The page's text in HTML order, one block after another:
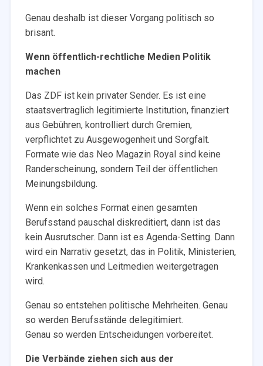
Genau deshalb ist dieser Vorgang politisch so
brisant.
Wenn öffentlich-rechtliche Medien Politik
machen
Das ZDF ist kein privater Sender. Es ist eine
staatsvertraglich legitimierte Institution, finanziert
aus Gebühren, kontrolliert durch Gremien,
verpflichtet zu Ausgewogenheit und Sorgfalt.
Formate wie das Neo Magazin Royal sind keine
Randerscheinung, sondern Teil der öffentlichen
Meinungsbildung.
Wenn ein solches Format einen gesamten
Berufsstand pauschal diskreditiert, dann ist das
kein Ausrutscher. Dann ist es Agenda-Setting. Dann
wird ein Narrativ gesetzt, das in Politik, Ministerien,
Krankenkassen und Leitmedien weitergetragen
wird.
Genau so entstehen politische Mehrheiten. Genau
so werden Berufsstände delegitimiert.
Genau so werden Entscheidungen vorbereitet.
Die Verbände ziehen sich aus der